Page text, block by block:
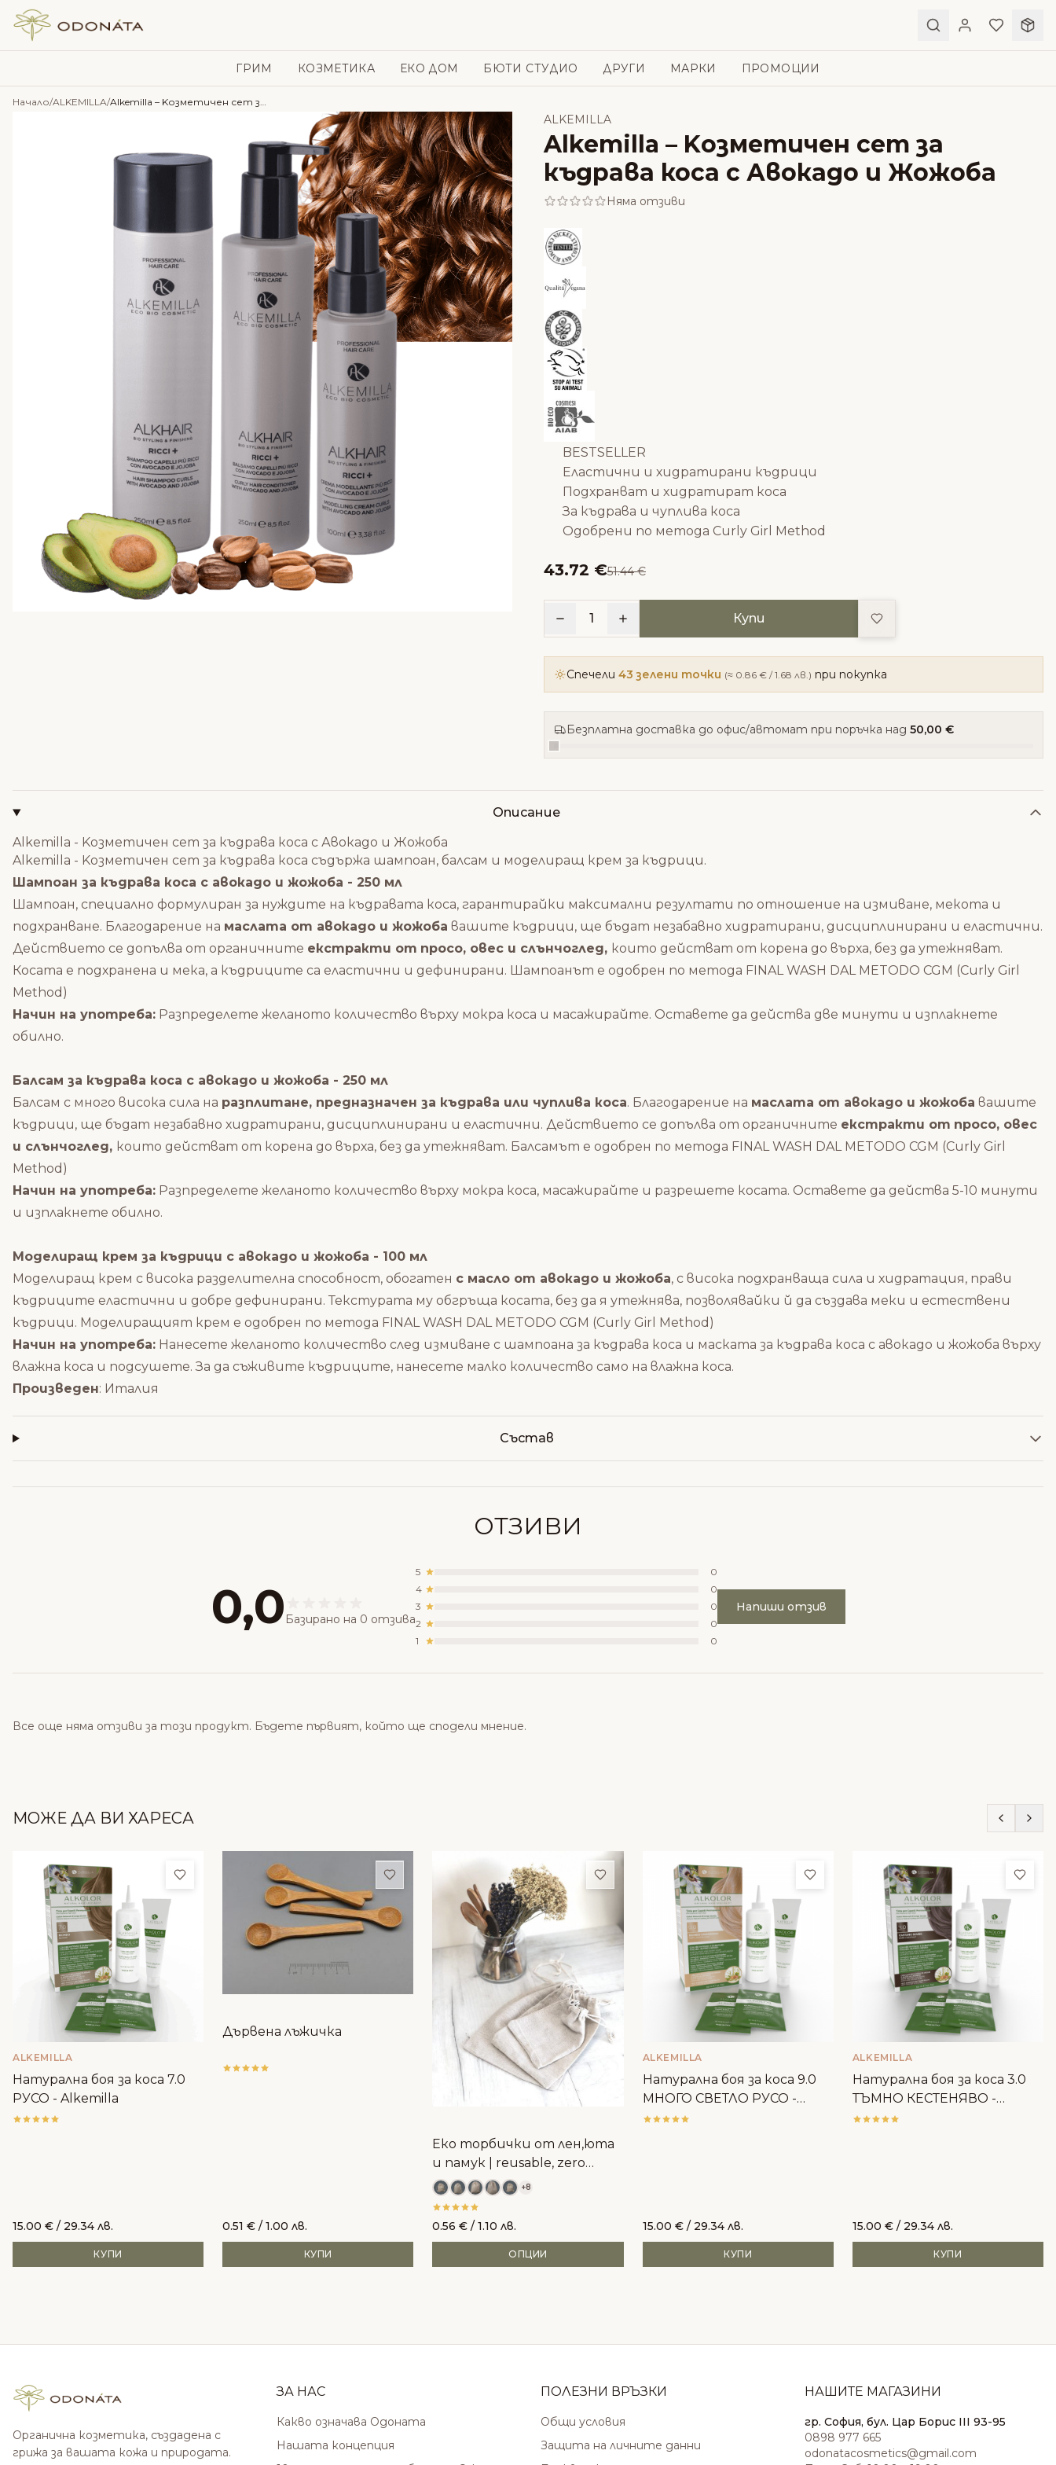
Skip to content
ГРИМ КОЗМЕТИКА ЕКО ДОМ БЮТИ СТУДИО ДРУГИ МАРКИ ПРОМОЦИИ
Начало/ALKEMILLA/ Alkemilla – Kозметичен сет за къдрава коса с Авокадо и Жожоба
ALKEMILLA
Alkemilla – Kозметичен сет за
къдрава коса с Авокадо и Жожоба
Няма отзиви
BESTSELLER
Еластични и хидратирани къдрици
Подхранват и хидратират коса
За къдрава и чуплива коса
Одобрени по метода Curly Girl Method
43.72 €51.44 €
1 Купи Добави в любими
Спечели 43 зелени точки (≈ 0.86 € / 1.68 лв.) при покупка
Безплатна доставка до офис/автомат при поръчка над 50,00 €
Описание
Alkemilla - Kозметичен сет за къдрава коса с Авокадо и Жожоба
Alkemilla - Kозметичен сет за къдрава коса съдържа шампоан, балсам и моделиращ крем за къдрици.
Шампоан за къдрава коса с авокадо и жожоба - 250 мл
Шампоан, специално формулиран за нуждите на къдравата коса, гарантирайки максимални резултати по отношение на измиване, мекота и
подхранване. Благодарение на маслата от авокадо и жожоба вашите къдрици, ще бъдат незабавно хидратирани, дисциплинирани и еластични.
Действието се допълва от органичните екстракти от просо, овес и слънчоглед, които действат от корена до върха, без да утежняват.
Косата е подхранена и мека, а къдриците са еластични и дефинирани. Шампоанът е одобрен по метода FINAL WASH DAL METODO CGM (Curly Girl
Method)
Начин на употреба: Разпределете желаното количество върху мокра коса и масажирайте. Оставете да действа две минути и изплакнете
обилно.
Балсам за къдрава коса с авокадо и жожоба - 250 мл
Балсам с много висока сила на разплитане, предназначен за къдрава или чуплива коса. Благодарение на маслата от авокадо и жожоба вашите
къдрици, ще бъдат незабавно хидратирани, дисциплинирани и еластични. Действието се допълва от органичните екстракти от просо, овес
и слънчоглед, които действат от корена до върха, без да утежняват. Балсамът е одобрен по метода FINAL WASH DAL METODO CGM (Curly Girl
Method)
Начин на употреба: Разпределете желаното количество върху мокра коса, масажирайте и разрешете косата. Оставете да действа 5-10 минути
и изплакнете обилно.
Моделиращ крем за къдрици с авокадо и жожоба - 100 мл
Моделиращ крем с висока разделителна способност, обогатен с масло от авокадо и жожоба, с висока подхранваща сила и хидратация, прави
къдриците еластични и добре дефинирани. Текстурата му обгръща косата, без да я утежнява, позволявайки й да създава меки и естествени
къдрици. Моделиращият крем е одобрен по метода FINAL WASH DAL METODO CGM (Curly Girl Method)
Начин на употреба: Нанесете желаното количество след измиване с шампоана за къдрава коса и маската за къдрава коса с авокадо и жожоба върху
влажна коса и подсушете. За да съживите къдриците, нанесете малко количество само на влажна коса.
Произведен: Италия
Състав
ОТЗИВИ
0,0 Базирано на 0 отзива
5
0
4
0
3
0
2
0
1
0
Напиши отзив
Все още няма отзиви за този продукт. Бъдете първият, който ще сподели мнение.
МОЖЕ ДА ВИ ХАРЕСА
Добави в любими
ALKEMILLA
Натурална боя за коса 7.0
РУСО - Alkemilla
15.00 € / 29.34 лв.
КУПИ
Добави в любими
Дървена лъжичка
0.51€ / 1.00 лв.
КУПИ
Добави в любими
Еко торбички от лен,юта
и памук | reusable, zero
waste
+8
0.56€ / 1.10 лв.
ОПЦИИ
Добави в любими
ALKEMILLA
Натурална боя за коса 9.0
МНОГО СВЕТЛО РУСО -
Alkemilla
15.00 €/ 29.34 лв.
КУПИ
ALKEMILLA
Натурална боя за коса 3.0
ТЪМНО КЕСТЕНЯВО -
Alkemilla
15.00 €/ 29.34 лв.
КУПИ
Органична козметика, създадена с
грижа за вашата кожа и природата.
ЗА НАС
Какво означава Одоната
Нашата концепция
ПОЛЕЗНИ ВРЪЗКИ
Общи условия
Защита на личните данни
НАШИТЕ МАГАЗИНИ
гр. София, бул. Цар Борис III 93-95
0898 977 665
odonatacosmetics@gmail.com